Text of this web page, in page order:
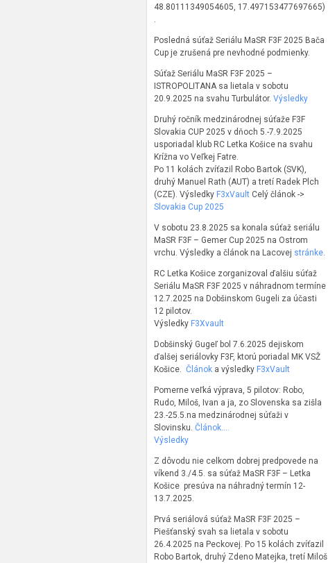
48.80111349054605, 17.497153477697665)
Posledná súťaž Seriálu MaSR F3F 2025 Bača
Cup je zrušená pre nevhodné podmienky.
Súťaž Seriálu MaSR F3F 2025 –
ISTROPOLITANA sa lietala v sobotu
20.9.2025 na svahu Turbulátor. Výsledky
Druhý ročník medzinárodnej súťaže F3F
Slovakia CUP 2025 v dňoch 5.-7.9.2025
usporiadal klub RC Letka Košice na svahu
Krížna vo Veľkej Fatre.
Po 11 kolách zvíťazil Robo Bartok (SVK),
druhý Manuel Rath (AUT) a tretí Radek Plch
(CZE). Výsledky F3xVault Celý článok ->
Slovakia Cup 2025
V sobotu 23.8.2025 sa konala súťaž seriálu
MaSR F3F – Gemer Cup 2025 na Ostrom
vrchu. Výsledky a článok na Lacovej stránke
RC Letka Košice zorganizoval ďalšiu súťaž
Seriálu MaSR F3F 2025 v náhradnom termíne
12.7.2025 na Dobšinskom Gugeli za účasti
12 pilotov.
Výsledky F3Xvault
Dobšinský Gugeľ bol 7.6.2025 dejiskom
ďalšej seriálovky F3F, ktorú poriadal MK VSŽ
Košice. Článok a výsledky F3xVault
Pomerne veľká výprava, 5 pilotov: Robo,
Rudo, Miloš, Ivan a ja, zo Slovenska sa zišla
23.-25.5.na medzinárodnej súťaži v
Slovinsku. Článok….
Výsledky
Z dôvodu nie celkom dobrej predpovede na
víkend 3./4.5. sa súťaž MaSR F3F – Letka
Košice presúva na náhradný termín 12-
13.7.2025.
Prvá seriálová súťaž MaSR F3F 2025 –
Piešťanský svah sa lietala v sobotu
26.4.2025 na Peckovej. Po 15 kolách zvíťazil
Robo Bartok, druhý Zdeno Matejka, tretí Miloš